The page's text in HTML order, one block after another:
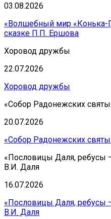
03.08.2026
«Волшебный мир «Конька-
сказке П.П. Ершова
Хоровод дружбы
22.07.2026
Хоровод дружбы
«Собор Радонежских
20.07.2026
«Собор Радонежских
«Пословицы Даля, ребусы
В.И. Даля
16.07.2026
«Пословицы Даля, ребусы
В.И. Даля